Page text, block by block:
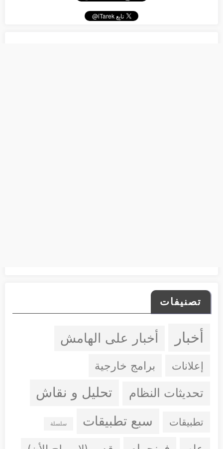
تصنيفات
أخبار أخبار على الهامش
إعلانات برامج خارجية
تحديثات النظام تحليل و نقاش
تطبيقات سبع تطبيقات سلسلة